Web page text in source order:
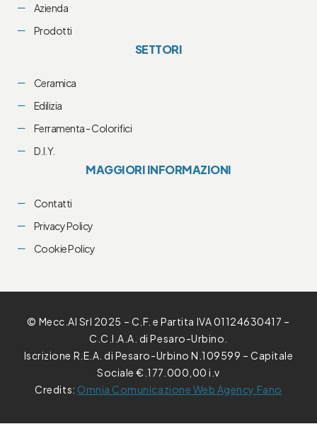
Azienda
Prodotti
SETTORI
Ceramica
Edilizia
Ferramenta - Colorifici
D.I.Y.
MAGGIORI INFORMAZIONI
Contatti
Privacy Policy
Cookie Policy
© Mecc.Al Srl 2025 – C.F. e Partita IVA 01124630417 –
C.C.I.A.A. di Pesaro-Urbino.
Iscrizione R.E.A. di Pesaro-Urbino N.109599 – Capitale
Sociale €.177.000,00 i.v
Credits: Omnia Comunicazione Web Agency Fano